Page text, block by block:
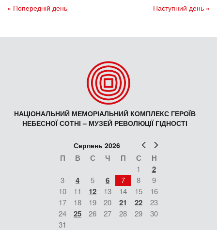
« Попередній день Наступний день »
НАЦІОНАЛЬНИЙ МЕМОРІАЛЬНИЙ КОМПЛЕКС ГЕРОЇВ
НЕБЕСНОЇ СОТНІ – МУЗЕЙ РЕВОЛЮЦІЇ ГІДНОСТІ
Попер
Серпень 2026
П В С Ч П С Н
1 2
3 4 5 6 7 8
9
10
11 12 13 14 15
16
17
18 19 20 21 22
23
24
25 26 27 28 29
30
31